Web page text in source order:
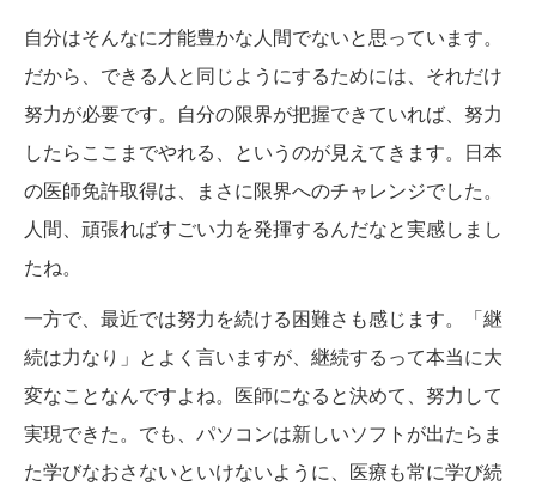
自分はそんなに才能豊かな人間でないと思っています。
だから、できる人と同じようにするためには、それだけ
努力が必要です。自分の限界が把握できていれば、努力
したらここまでやれる、というのが見えてきます。日本
の医師免許取得は、まさに限界へのチャレンジでした。
人間、頑張ればすごい力を発揮するんだなと実感しまし
たね。
一方で、最近では努力を続ける困難さも感じます。「継
続は力なり」とよく言いますが、継続するって本当に大
変なことなんですよね。医師になると決めて、努力して
実現できた。でも、パソコンは新しいソフトが出たらま
た学びなおさないといけないように、医療も常に学び続